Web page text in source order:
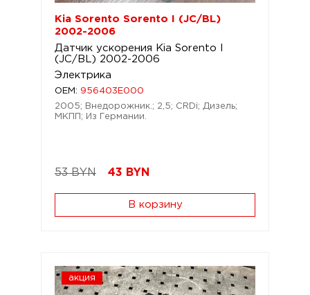
Kia Sorento Sorento I (JC/BL)
2002-2006
Датчик ускорения Kia Sorento I
(JC/BL) 2002-2006
Электрика
OEM: 956403E000
2005; Внедорожник.; 2,5; CRDi; Дизель;
МКПП; Из Германии.
53 BYN 43 BYN
В корзину
акция